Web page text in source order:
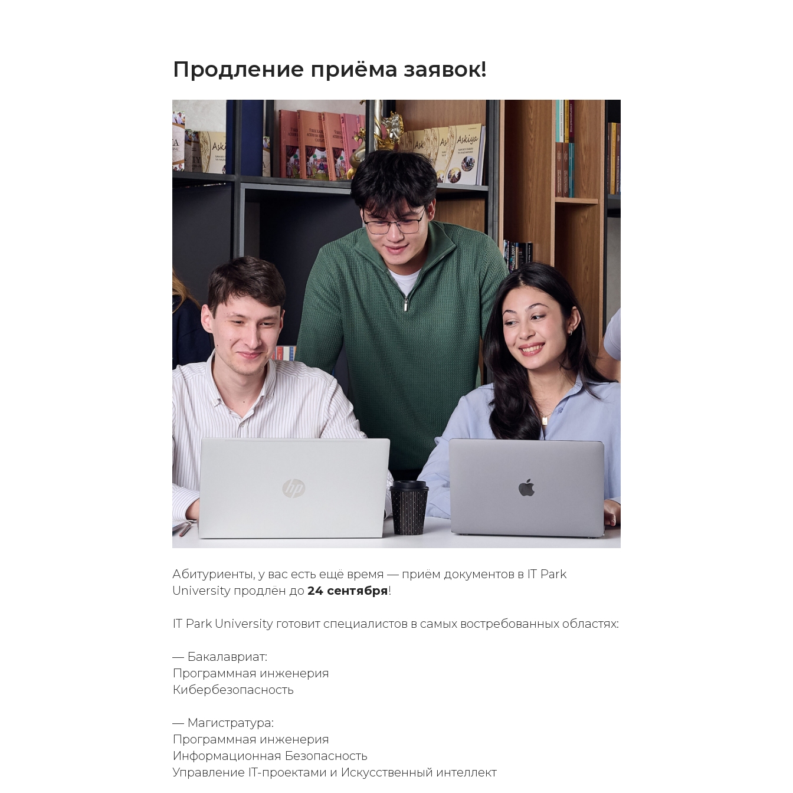
Продление приёма заявок!
Абитуриенты, у вас есть ещё время — приём документов в IT Park
University продлён до 24 сентября!
IT Park University готовит специалистов в самых востребованных областях:
— Бакалавриат:
Программная инженерия
Кибербезопасность
— Магистратура:
Программная инженерия
Информационная Безопасность
Управление IT-проектами и Искусственный интеллект